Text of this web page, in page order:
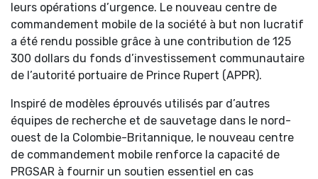
leurs opérations d’urgence. Le nouveau centre de
commandement mobile de la société à but non lucratif
a été rendu possible grâce à une contribution de 125
300 dollars du fonds d’investissement communautaire
de l’autorité portuaire de Prince Rupert (APPR).
Inspiré de modèles éprouvés utilisés par d’autres
équipes de recherche et de sauvetage dans le nord-
ouest de la Colombie-Britannique, le nouveau centre
de commandement mobile renforce la capacité de
PRGSAR à fournir un soutien essentiel en cas